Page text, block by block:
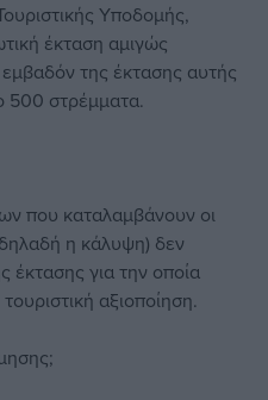
Υποδομής,
έκταση αμιγώς
της έκτασης αυτής
500 στρέμματα.
που καταλαμβάνουν οι
η κάλυψη) δεν
έκτασης για την οποία
αξιοποίηση.